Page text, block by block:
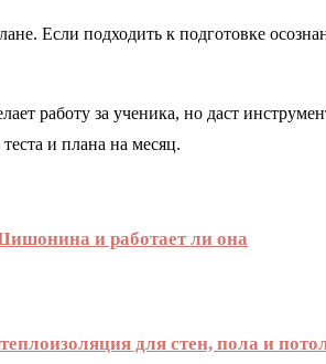
Если подходить к подготовке
работу за ученика, но даст
и плана на месяц.
и работает ли она
для стен, пола и